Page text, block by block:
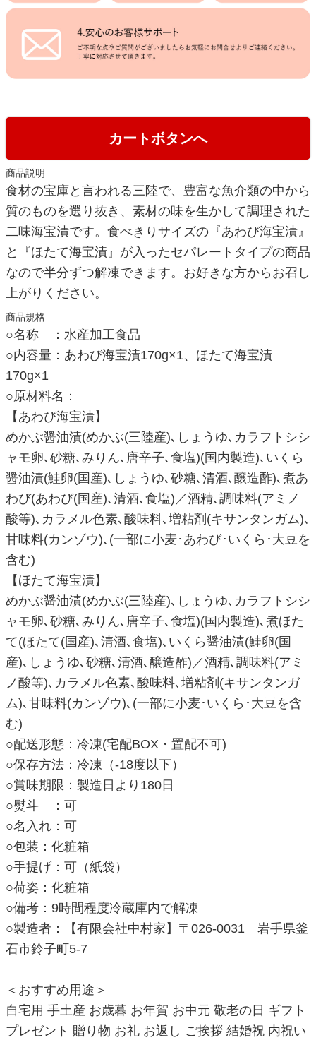
カートボタンへ
商品説明
食材の宝庫と言われる三陸で、豊富な魚介類の中から
質のものを選り抜き、素材の味を生かして調理された
二味海宝漬です。食べきりサイズの『あわび海宝漬』
と『ほたて海宝漬』が入ったセパレートタイプの商品
なので半分ずつ解凍できます。お好きな方からお召し
上がりください。
商品規格
○名称 ：水産加工食品
○内容量：あわび海宝漬170g×1、ほたて海宝漬
170g×1
○原材料名：
【あわび海宝漬】
めかぶ醤油漬(めかぶ(三陸産)､しょうゆ､カラフトシシ
ャモ卵､砂糖､みりん､唐辛子､食塩)(国内製造)､いくら
醤油漬(鮭卵(国産)､しょうゆ､砂糖､清酒､醸造酢)､煮あ
わび(あわび(国産)､清酒､食塩)／酒精､調味料(アミノ
酸等)､カラメル色素､酸味料､増粘剤(キサンタンガム)､
甘味料(カンゾウ)､(一部に小麦･あわび･いくら･大豆を
含む)
【ほたて海宝漬】
めかぶ醤油漬(めかぶ(三陸産)､しょうゆ､カラフトシシ
ャモ卵､砂糖､みりん､唐辛子､食塩)(国内製造)､煮ほた
て(ほたて(国産)､清酒､食塩)､いくら醤油漬(鮭卵(国
産)､しょうゆ､砂糖､清酒､醸造酢)／酒精､調味料(アミ
ノ酸等)､カラメル色素､酸味料､増粘剤(キサンタンガ
ム)､甘味料(カンゾウ)､(一部に小麦･いくら･大豆を含
む)
○配送形態：冷凍(宅配BOX・置配不可)
○保存方法：冷凍（-18度以下）
○賞味期限：製造日より180日
○熨斗 ：可
○名入れ：可
○包装：化粧箱
○手提げ：可（紙袋）
○荷姿：化粧箱
○備考：9時間程度冷蔵庫内で解凍
○製造者：【有限会社中村家】〒026-0031 岩手県釜
石市鈴子町5-7
＜おすすめ用途＞
自宅用 手土産 お歳暮 お年賀 お中元 敬老の日 ギフト
プレゼント 贈り物 お礼 お返し ご挨拶 結婚祝 内祝い